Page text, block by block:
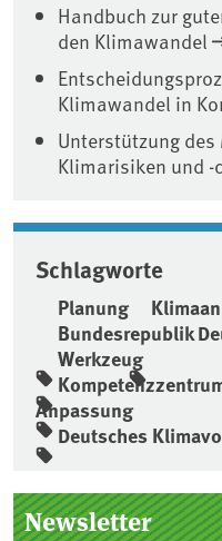
Handbuch zur
den Klimawandel
Klimawandel in
Unterstützung
Klimarisiken und -
Schlagworte
Planung
Bundesrepublik
Werkzeug
Anpassung
Deutsches
Seitenleiste
Newsletter